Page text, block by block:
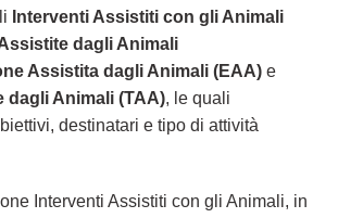
Interventi Assistiti con gli Animali
dagli Animali
Assistita dagli Animali (EAA) e
dagli Animali (TAA), le quali
destinatari e tipo di attività
Interventi Assistiti con gli Animali, in